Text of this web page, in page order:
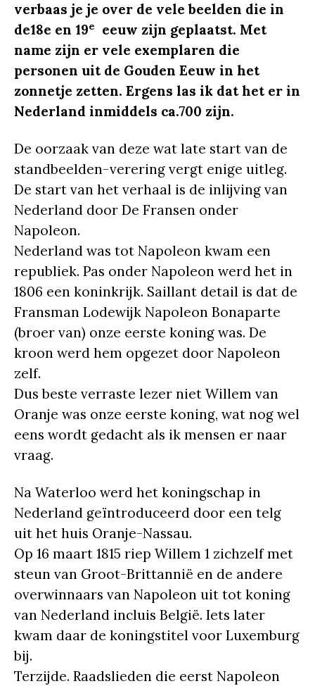
verbaas je je over de vele beelden die in
de18e en 19e
eeuw zijn geplaatst. Met
name zijn er vele exemplaren die
personen uit de Gouden Eeuw in het
zonnetje zetten. Ergens las ik dat het er in
Nederland inmiddels ca.700 zijn.
De oorzaak van deze wat late start van de
standbeelden-verering vergt enige uitleg.
De start van het verhaal is de inlijving van
Nederland door De Fransen onder
Napoleon.
Nederland was tot Napoleon kwam een
republiek. Pas onder Napoleon werd het in
1806 een koninkrijk. Saillant detail is dat de
Fransman Lodewijk Napoleon Bonaparte
(broer van) onze eerste koning was. De
kroon werd hem opgezet door Napoleon
zelf.
Dus beste verraste lezer niet Willem van
Oranje was onze eerste koning, wat nog wel
eens wordt gedacht als ik mensen er naar
vraag.
Na Waterloo werd het koningschap in
Nederland geïntroduceerd door een telg
uit het huis Oranje-Nassau.
Op 16 maart 1815 riep Willem 1 zichzelf met
steun van Groot-Brittannië en de andere
overwinnaars van Napoleon uit tot koning
van Nederland incluis België. Iets later
kwam daar de koningstitel voor Luxemburg
bij.
Terzijde. Raadslieden die eerst Napoleon